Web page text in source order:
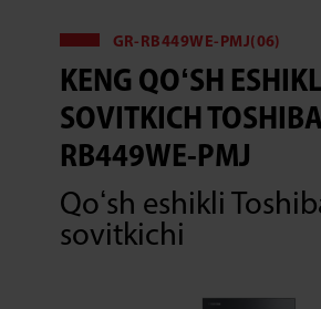
GR-RB449WE-PMJ(06)
KENG QOʻSH
SOVITKICH
RB449WE-PMJ
Qoʻsh eshikli
sovitkichi